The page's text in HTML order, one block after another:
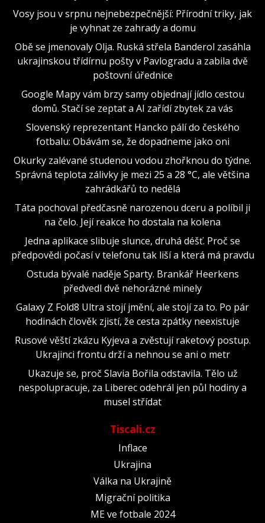
Vosy jsou v srpnu nejnebezpečnější: Přírodní triky, jak
je vyhnat ze zahrady a domu
Obě se jmenovaly Olja. Ruská střela Banderol zasáhla
ukrajinskou třídírnu pošty v Pavlogradu a zabila dvě
poštovní úřednice
Google Mapy vám brzy samy objednají jídlo cestou
domů. Stačí se zeptat a AI zařídí zbytek za vás
Slovenský reprezentant Hancko pálí do českého
fotbalu: Obávám se, že dopadneme jako oni
Okurky zalévané studenou vodou zhořknou do týdne.
Správná teplota zálivky je mezi 25 a 28 °C, ale většina
zahrádkářů to nedělá
Táta pochoval předčasně narozenou dceru a políbil ji
na čelo. Její reakce ho dostala na kolena
Jedna aplikace slibuje slunce, druhá déšť. Proč se
předpovědi počasí v telefonu tak liší a která má pravdu
Ostuda bývalé naděje Sparty. Brankář Heerkens
předvedl dvě nehorázné minely
Galaxy Z Fold8 Ultra stojí jmění, ale stojí za to. Po pár
hodinách člověk zjistí, že cesta zpátky neexistuje
Rusové věští zkázu Kyjeva a zvěstují raketový postup.
Ukrajinci frontu drží a nehnou se ani o metr
Ukazuje se, proč Slavia Bořila odstavila. Tělo už
nespolupracuje, za Liberec odehrál jen půl hodiny a
musel střídat
Tiscali.cz
Inflace
Ukrajina
Válka na Ukrajině
Migrační politika
ME ve fotbale 2024